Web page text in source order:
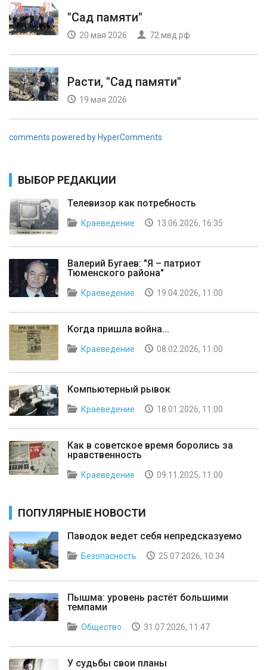
"Сад памяти"
20 мая 2026 72.мвд.рф
Расти, "Сад памяти"
19 мая 2026
comments powered by HyperComments
ВЫБОР РЕДАКЦИИ
Телевизор как потребность
Краеведение 13.06.2026, 16:35
Валерий Бугаев: "Я – патриот
Тюменского района"
Краеведение 19.04.2026, 11:00
Когда пришла война...
Краеведение 08.02.2026, 11:00
Компьютерный рывок
Краеведение 18.01.2026, 11:00
Как в советское время боролись за
нравственность
Краеведение 09.11.2025, 11:00
ПОПУЛЯРНЫЕ НОВОСТИ
Паводок ведет себя непредсказуемо
Безопасность 25.07.2026, 10:34
Пышма: уровень растёт большими
темпами
Общество 31.07.2026, 11:47
У судьбы свои планы